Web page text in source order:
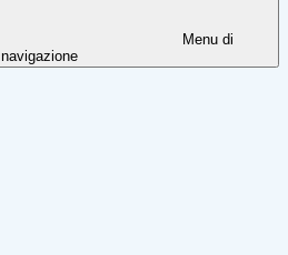
Menu di
navigazione